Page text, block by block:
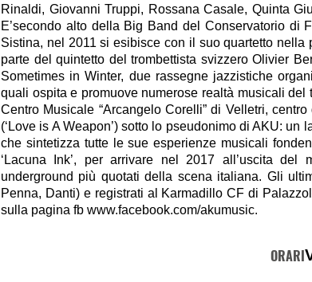
Rinaldi, Giovanni Truppi, Rossana Casale, Quinta
E’secondo alto della Big Band del Conservatorio di
Sistina, nel 2011 si esibisce con il suo quartetto
parte del quintetto del trombettista svizzero Olivier
Sometimes in Winter, due rassegne jazzistiche
quali ospita e promuove numerose realtà musicali
Centro Musicale “Arcangelo Corelli” di Velletri,
(‘Love is A Weapon’) sotto lo pseudonimo di AKU:
che sintetizza tutte le sue esperienze musicali
‘Lacuna Ink’, per arrivare nel 2017 all’uscita del
underground più quotati della scena italiana. Gli
Penna, Danti) e registrati al Karmadillo CF di
sulla pagina fb www.facebook.com/akumusic.
ORARI